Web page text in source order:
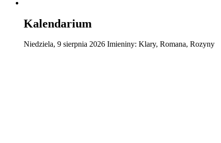
Kalendarium
Niedziela, 9 sierpnia 2026 Imieniny: Klary, Romana, Rozyny